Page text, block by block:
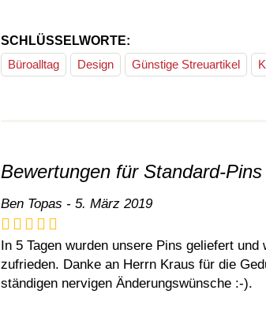
SCHLÜSSELWORTE:
Büroalltag
Design Günstige Streuartikel
Bewertungen für Standard-
Ben Topas - 5. März 2019
In 5 Tagen wurden unsere Pins geliefert
zufrieden. Danke an Herrn Kraus für die
ständigen nervigen Änderungswünsche :-).